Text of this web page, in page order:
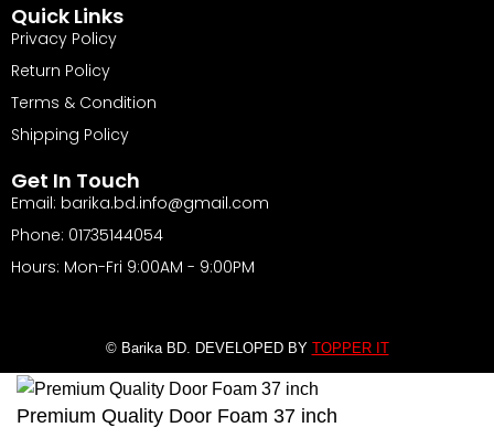
Quick Links
Privacy Policy
Return Policy
Terms & Condition
Shipping Policy
Get In Touch
Email: barika.bd.info@gmail.com
Phone: 01735144054
Hours: Mon-Fri 9:00AM - 9:00PM
© Barika BD. DEVELOPED BY TOPPER IT
Premium Quality Door Foam 37 inch